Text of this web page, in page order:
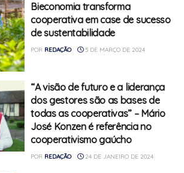
Bieconomia transforma
cooperativa em case de sucesso
de sustentabilidade
POR REDAÇÃO 5 DE MARÇO DE 2024
“A visão de futuro e a liderança
dos gestores são as bases de
todas as cooperativas” – Mário
José Konzen é referência no
cooperativismo gaúcho
POR REDAÇÃO 24 DE JANEIRO DE 2024